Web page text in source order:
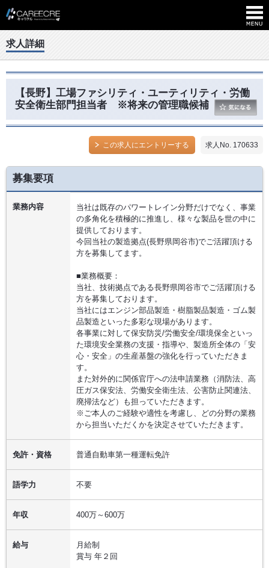
求人詳細
【長野】工場ファシリティ・ユーティリティ・労働
安全衛生部門担当者 ※将来の管理職候補
この求人にエントリーする 求人No. 170633
募集要項
業務内容
当社は既存のパワートレイン分野だけでなく、事業
の多角化を積極的に推進し、様々な製品を世の中に
提供しております。
今回当社の製造拠点(長野県岡谷市)でご活躍頂ける
方を募集してます。
■業務概要：
当社、技術拠点である長野県岡谷市でご活躍頂ける
方を募集しております。
当社にはエンジン部品製造・樹脂製品製造・ゴム製
品製造といった多彩な現場があります。
各事業に対して保安防災/労働安全/環境保全といっ
た環境安全業務の支援・指導や、製造所全体の「安
心・安全」の生産基盤の強化を行っていただきま
す。
また対外的に関係官庁への法申請業務（消防法、高
圧ガス保安法、労働安全衛生法、公害防止関連法、
廃掃法など）も担っていただきます。
※ご本人のご経験や適性を考慮し、どの分野の業務
から担当いただくかを決定させていただきます。
免許・資格 普通自動車第一種運転免許
語学力 不要
年収 400万～600万
給与
月給制
賞与 年２回